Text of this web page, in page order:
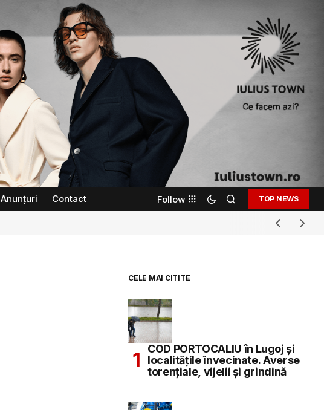
Anunțuri Contact Follow TOP NEWS
CELE MAI CITITE
COD PORTOCALIU în Lugoj și
localitățile învecinate. Averse
torențiale, vijelii și grindină